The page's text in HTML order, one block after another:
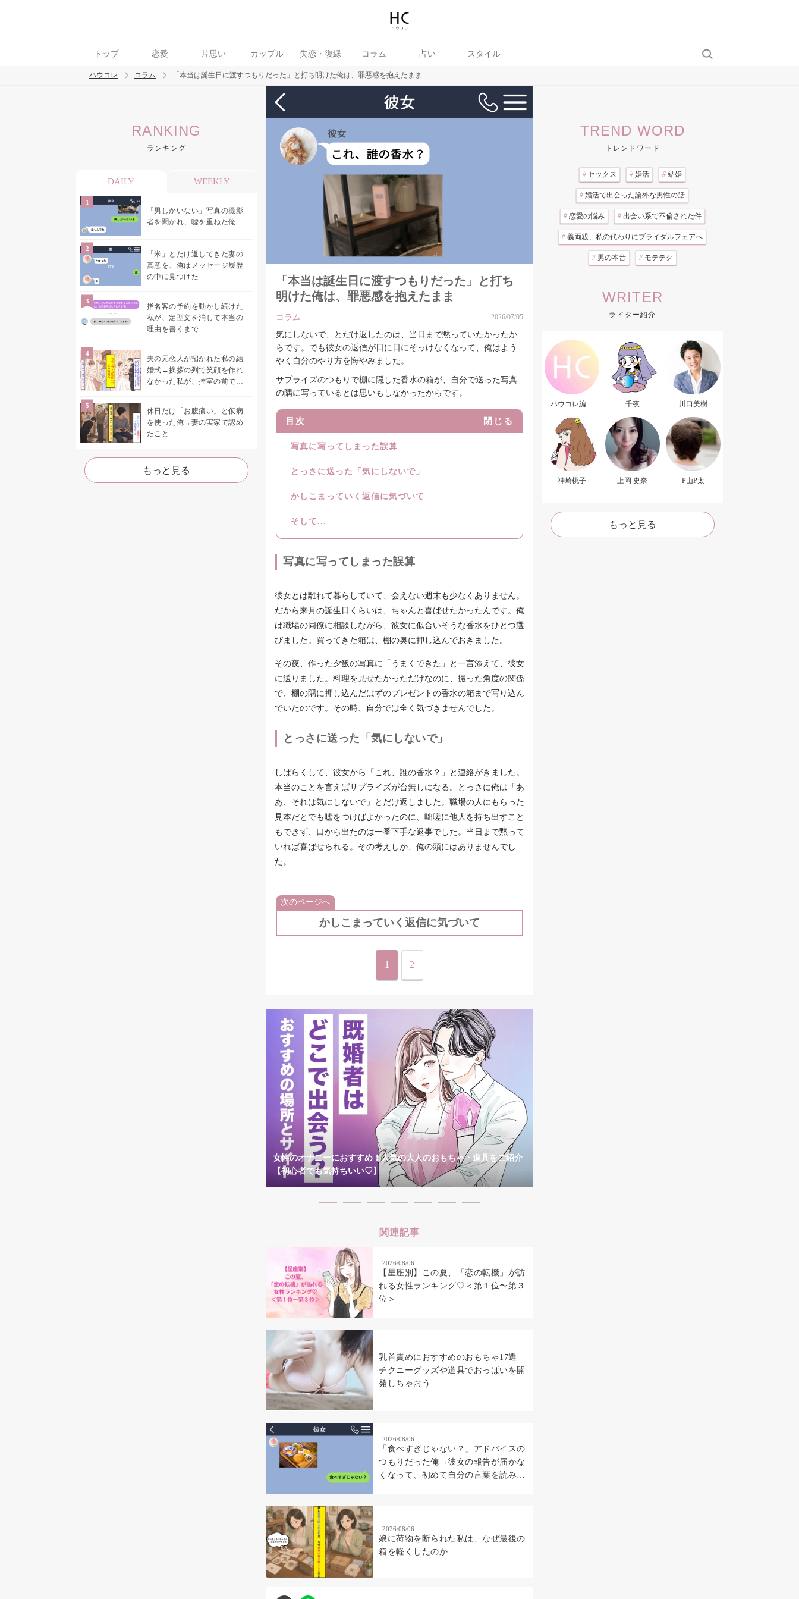
トップ 恋愛 片思い カップル 失恋・復縁 コラム 占い スタイル
トレンド ワード
婚活
ハウコレ コラム 「本当は誕生日に渡すつもりだった」と打ち明けた俺は、罪悪感を抱えたまま
RANKING
ランキング
DAILY WEEKLY
「男しかいない」写真の撮影
者を聞かれ、嘘を重ねた俺
「米」とだけ返してきた妻の
真意を、俺はメッセージ履歴
の中に見つけた
指名客の予約を動かし続けた
私が、定型文を消して本当の
理由を書くまで
夫の元恋人が招かれた私の結
婚式→挨拶の列で笑顔を作れ
なかった私が、控室の前で彼
休日だけ「お腹痛い」と仮病
を使った俺→妻の実家で認め
たこと
もっと見る
「本当は誕生日に渡すつもりだった」と打ち
明けた俺は、罪悪感を抱えたまま
コラム 2026/07/05
気にしないで、とだけ返したのは、当日まで黙っていたかったか
らです。でも彼女の返信が日に日にそっけなくなって、俺はよう
やく自分のやり方を悔やみました。
サプライズのつもりで棚に隠した香水の箱が、自分で送った写真
の隅に写っているとは思いもしなかったからです。
目次 閉じる
写真に写ってしまった誤算
とっさに送った「気にしないで」
かしこまっていく返信に気づいて
そして...
写真に写ってしまった誤算
彼女とは離れて暮らしていて、会えない週末も少なくありません。
だから来月の誕生日くらいは、ちゃんと喜ばせたかったんです。俺
は職場の同僚に相談しながら、彼女に似合いそうな香水をひとつ選
びました。買ってきた箱は、棚の奥に押し込んでおきました。
その夜、作った夕飯の写真に「うまくできた」と一言添えて、彼女
に送りました。料理を見せたかっただけなのに、撮った角度の関係
で、棚の隅に押し込んだはずのプレゼントの香水の箱まで写り込ん
でいたのです。その時、自分では全く気づきませんでした。
とっさに送った「気にしないで」
しばらくして、彼女から「これ、誰の香水？」と連絡がきました。
本当のことを言えばサプライズが台無しになる。とっさに俺は「あ
あ、それは気にしないで」とだけ返しました。職場の人にもらった
見本だとでも嘘をつけばよかったのに、咄嗟に他人を持ち出すこと
もできず、口から出たのは一番下手な返事でした。当日まで黙って
いれば喜ばせられる。その考えしか、俺の頭にはありませんでし
た。
次のページへ
かしこまっていく返信に気づいて
1 2
女性のオナニーにおすすめ！人気の大人のおもちゃ・道具をご紹介
【初心者でも気持ちいい♡】
関連記事
2026/08/06
【星座別】この夏、「恋の転機」が訪
れる女性ランキング♡＜第１位〜第３
位＞
乳首責めにおすすめのおもちゃ17選
チクニーグッズや道具でおっぱいを開
発しちゃおう
2026/08/06
「食べすぎじゃない？」アドバイスの
つもりだった俺→彼女の報告が届かな
くなって、初めて自分の言葉を読み返
2026/08/06
娘に荷物を断られた私は、なぜ最後の
箱を軽くしたのか
TREND WORD
トレンドワード
# セックス # 婚活 # 結婚
# 婚活で出会った論外な男性の話
# 恋愛の悩み # 出会い系で不倫された件
# 義両親、私の代わりにブライダルフェアへ
# 男の本音 # モテテク
WRITER
ライター紹介
ハウコレ編集
千夜 川口美樹
神崎桃子 上岡 史奈 P山P太
もっと見る